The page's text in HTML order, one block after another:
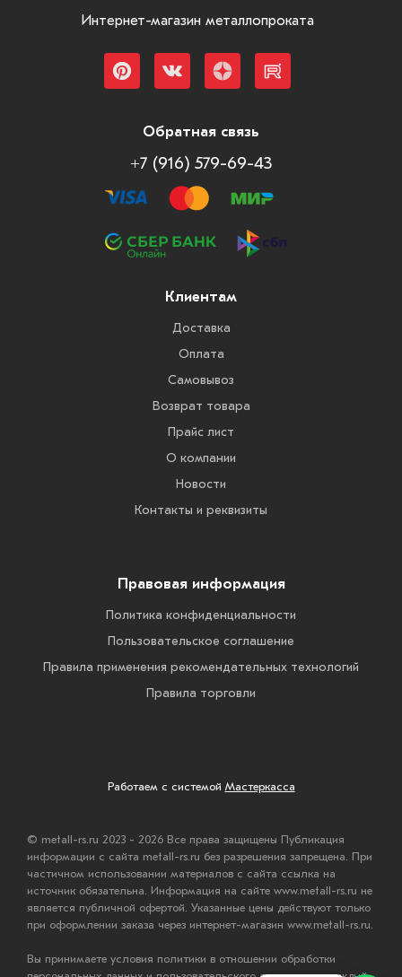
Интернет-магазин металлопроката
Обратная связь
+7 (916) 579-69-43
Клиентам
Доставка
Оплата
Самовывоз
Возврат товара
Прайс лист
О компании
Новости
Контакты и реквизиты
Правовая информация
Политика конфиденциальности
Пользовательское соглашение
Правила применения рекомендательных технологий
Правила торговли
Работаем с системой Мастеркасса
© metall-rs.ru 2023 - 2026 Все права защищены Публикация
информации с сайта metall-rs.ru без разрешения запрещена. При
частичном использовании материалов с сайта ссылка на
источник обязательна. Информация на сайте www.metall-rs.ru не
является публичной офертой. Указанные цены действуют только
при оформлении заказа через интернет-магазин www.metall-rs.ru.
Вы принимаете условия политики в отношении обработки